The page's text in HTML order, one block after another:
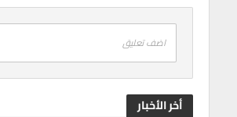
اضف تعليق
أخر الأخبار